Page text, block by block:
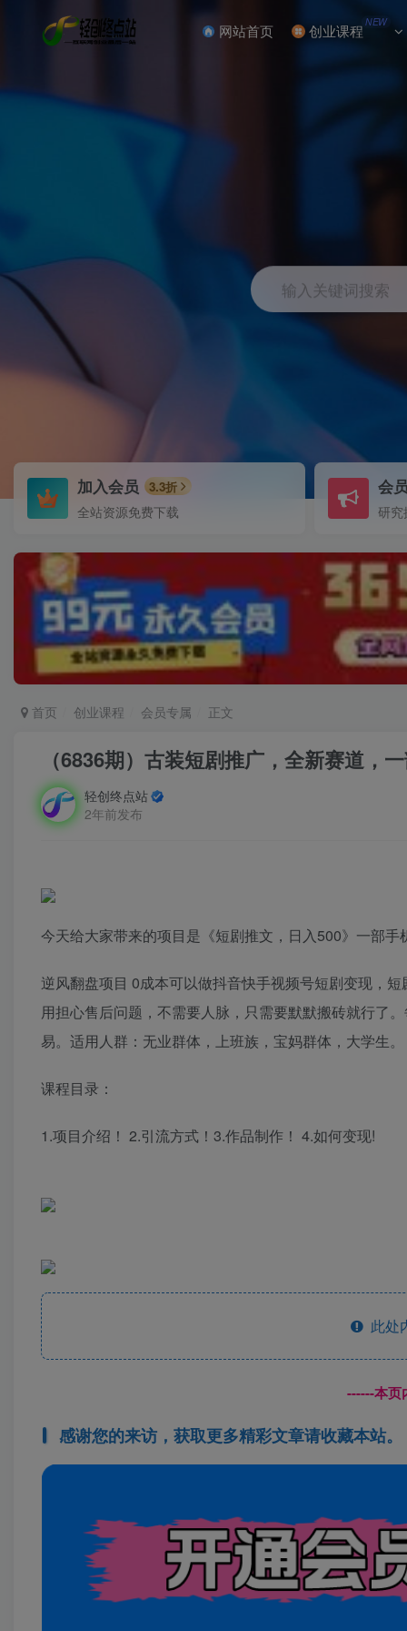
网站首页 创业课程 NEW
输入关键词搜索
加入会员 3.3折
全站资源免费下载
会
研究
首页 创业课程 会员专属 正文
（6836期）古装短剧推广，全新赛道，
轻创终点站
2年前发布
今天给大家带来的项目是《短剧推文，日入500》一部
逆风翻盘项目 0成本可以做抖音快手视频号短剧变现，
用担心售后问题，不需要人脉，只需要默默搬砖就行了
易。适用人群：无业群体，上班族，宝妈群体，大学生。
课程目录：
1.项目介绍！ 2.引流方式！3.作品制作！ 4.如何变现!
此处
------本页
感谢您的来访，获取更多精彩文章请收藏本站。